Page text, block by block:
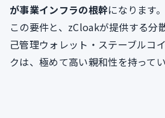
が事業インフラの根幹になります。
この要件と、zCloakが提供する分
己管理ウォレット・ステーブルコ
クは、極めて高い親和性を持ってい